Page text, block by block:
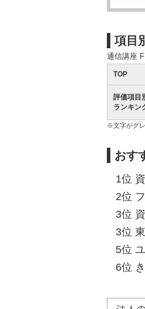
項目
通信講座
TOP
評価項目
ランキン
※文字がグレ
おす
1位
2位
3位
3位
5位
6位